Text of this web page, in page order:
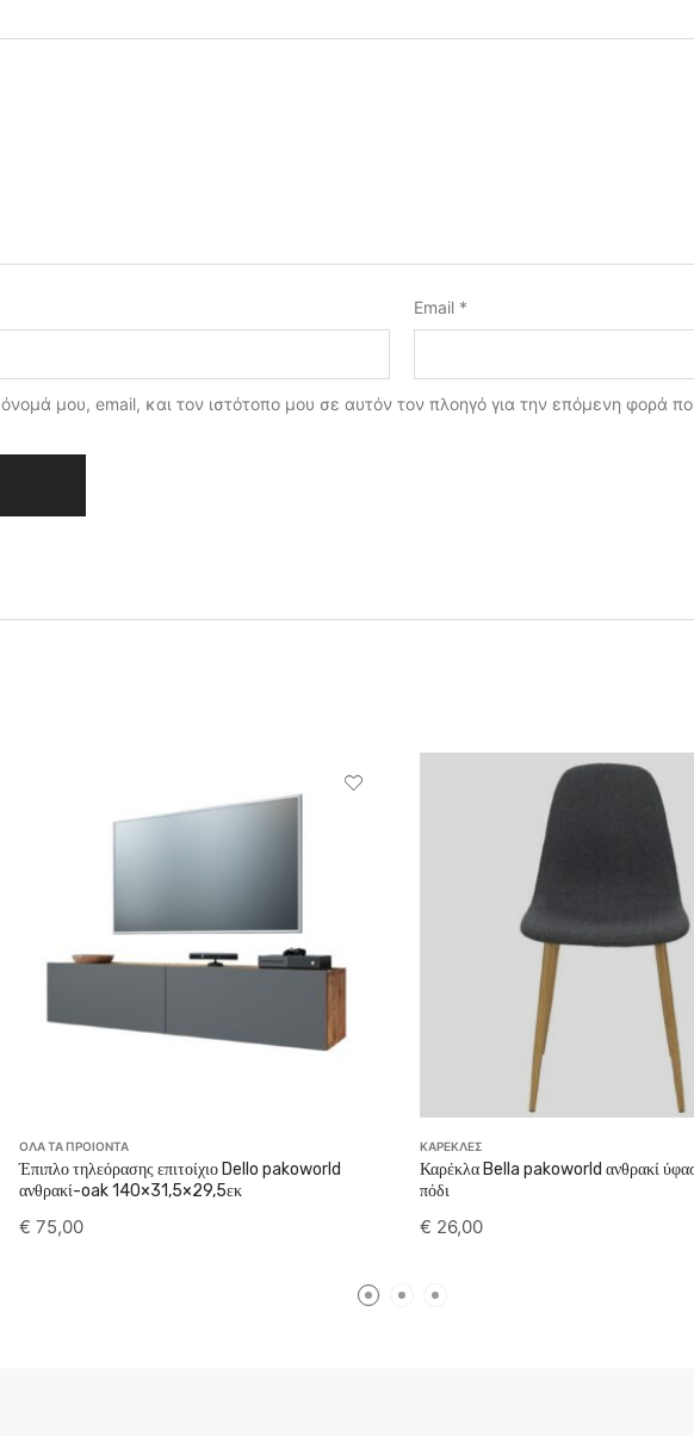
Email *
μου, email, και τον ιστότοπο μου σε αυτόν τον πλοηγό για την επόμενη φορά
ΟΛΑ ΤΑ ΠΡΟΙΟΝΤΑ
Έπιπλο τηλεόρασης επιτοίχιο Dello pakoworld
ανθρακί-oak 140×31,5×29,5εκ
€ 75,00
ΚΑΡΕΚΛΕΣ
Καρέκλα Bella pakoworld ανθρακί
πόδι
€ 26,00